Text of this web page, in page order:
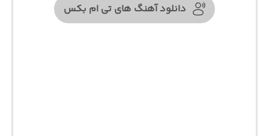
دانلود آهنگ های تی ام بکس